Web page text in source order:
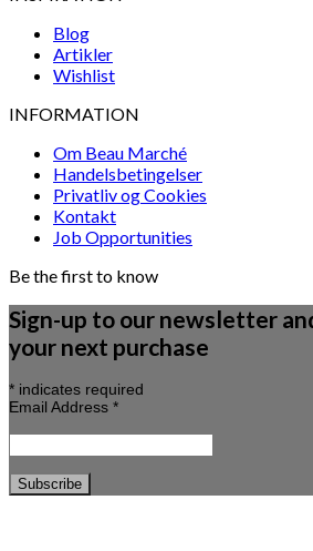
Blog
Artikler
Wishlist
INFORMATION
Om Beau Marché
Handelsbetingelser
Privatliv og Cookies
Kontakt
Job Opportunities
Be the first to know
Sign-up to our newsletter
your next purchase
* indicates required
Email Address *